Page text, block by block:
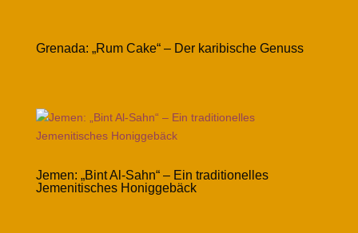
Grenada: „Rum Cake“ – Der karibische Genuss
Jemen: „Bint Al-Sahn“ – Ein traditionelles
Jemenitisches Honiggebäck